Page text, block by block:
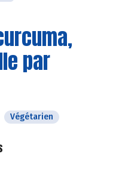
par
Végétarien